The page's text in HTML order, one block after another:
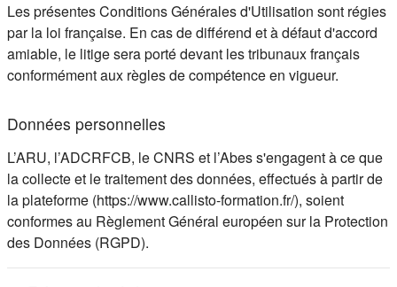
Les présentes Conditions Générales d'Utilisation sont régies
par la loi française. En cas de différend et à défaut d'accord
amiable, le litige sera porté devant les tribunaux français
conformément aux règles de compétence en vigueur.
Données personnelles
L’ARU, l’ADCRFCB, le CNRS et l’Abes s'engagent à ce que
la collecte et le traitement des données, effectués à partir de
la plateforme (https://www.callisto-formation.fr/), soient
conformes au Règlement Général européen sur la Protection
des Données (RGPD).